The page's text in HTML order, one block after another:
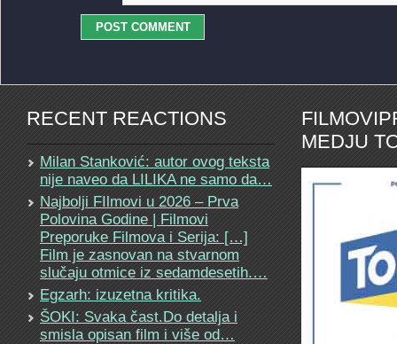
RECENT REACTIONS
Milan Stanković: autor ovog teksta
nije naveo da LILIKA ne samo da…
Najbolji FIlmovi u 2026 – Prva
Polovina Godine | Filmovi
Preporuke Filmova i Serija: […]
Film je zasnovan na stvarnom
slučaju otmice iz sedamdesetih.…
Egzarh: izuzetna kritika.
ŠOKI: Svaka čast.Do detalja i
smisla opisan film i više od…
MEDJU